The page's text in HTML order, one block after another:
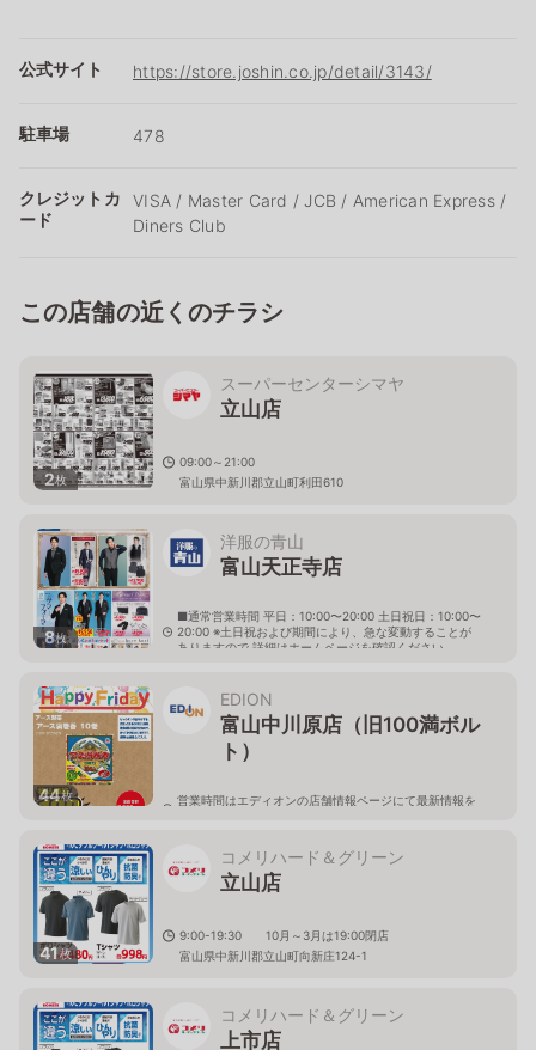
公式サイト https://store.joshin.co.jp/detail/3143/
駐車場 478
クレジットカ
ード
VISA / Master Card / JCB / American Express /
Diners Club
この店舗の近くのチラシ
2枚
スーパーセンターシマヤ
立山店
09:00～21:00
富山県中新川郡立山町利田610
8枚
洋服の青山
富山天正寺店
■通常営業時間 平日：10:00〜20:00 土日祝日：10:00〜
20:00 ※土日祝および期間により、急な変動することが
ありますので 詳細はホームページを確認ください
44枚
EDION
富山中川原店（旧100満ボル
ト）
営業時間はエディオンの店舗情報ページにて最新情報を
41枚
コメリハード＆グリーン
立山店
9:00-19:30 10月～3月は19:00閉店
富山県中新川郡立山町向新庄124-1
コメリハード＆グリーン
上市店